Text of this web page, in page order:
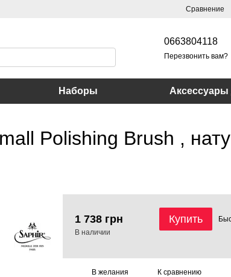
Сравнение
0663804118
Перезвонить вам?
Наборы Аксессуары
Polishing Brush ,
1 738 грн
В наличии
Купить
В желания К сравнению